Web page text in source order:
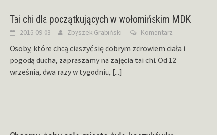
Tai chi dla początkujących w wołomińskim MDK
2016-09-03 Zbyszek Grabiński Komentarz
Osoby, które chcą cieszyć się dobrym zdrowiem ciała i
pogodą ducha, zapraszamy na zajęcia tai chi. Od 12
września, dwa razy w tygodniu, [...]